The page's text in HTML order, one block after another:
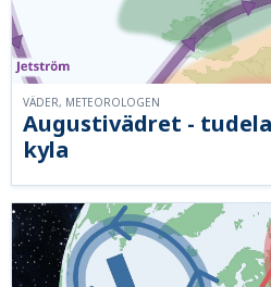
Augustivädret -
kyla
VÄDER, METEOROLOGEN